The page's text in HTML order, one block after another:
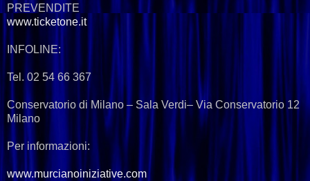
PREVENDITE
www.ticketone.it
INFOLINE:
Tel. 02 54 66 367
Conservatorio di Milano – Sala Verdi– Via Conservatorio 12
Milano
Per informazioni:
www.murcianoiniziative.com